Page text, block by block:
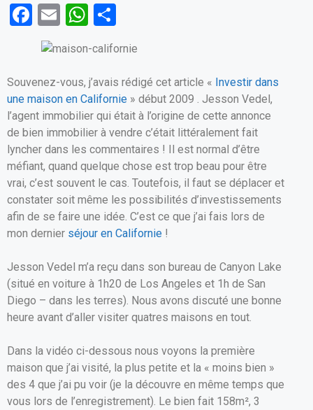
F
a
ce
b
o
o
k
E
m
ail
W
at
s
A
p
p
ar
ta
g
er
Souvenez-vous, j’avais rédigé cet article « Investir dans
une maison en Californie » début 2009 . Jesson Vedel,
l’agent immobilier qui était à l’origine de cette annonce
de bien immobilier à vendre c’était littéralement fait
lyncher dans les commentaires ! Il est normal d’être
méfiant, quand quelque chose est trop beau pour être
vrai, c’est souvent le cas. Toutefois, il faut se déplacer et
constater soit même les possibilités d’investissements
afin de se faire une idée. C’est ce que j’ai fais lors de
mon dernier séjour en Californie !
Jesson Vedel m’a reçu dans son bureau de Canyon Lake
(situé en voiture à 1h20 de Los Angeles et 1h de San
Diego – dans les terres). Nous avons discuté une bonne
heure avant d’aller visiter quatres maisons en tout.
Dans la vidéo ci-dessous nous voyons la première
maison que j’ai visité, la plus petite et la « moins bien »
des 4 que j’ai pu voir (je la découvre en même temps que
vous lors de l’enregistrement). Le bien fait 158m², 3